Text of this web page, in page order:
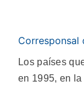
Corresponsal
Los países
en 1995, en